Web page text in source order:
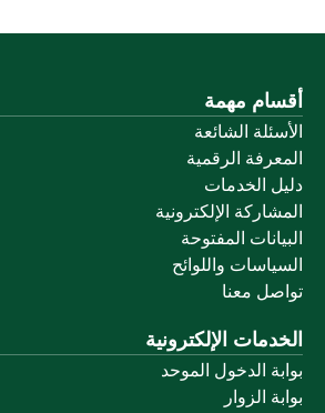
أقسام مهمة
الأسئلة الشائعة
المعرفة الرقمية
دليل الخدمات
المشاركة الإلكترونية
البيانات المفتوحة
السياسات واللوائح
تواصل معنا
الخدمات الإلكترونية
بوابة الدخول الموحد
بوابة الزوار